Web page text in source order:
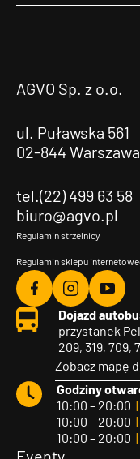
AGVO Sp. z o.o.
ul. Puławska 561
02-844 Warszawa
tel.(22) 499 63 58
biuro@agvo.pl
Regulamin strzelnicy
Regulamin sklepu
Agvo
Facebook
Agvo
Instagram
Agvo
Dojazd
przystanek
209, 319, 709,
Zobacz mapę
Godziny
10:00 – 20:00 |
10:00 – 20:00 |
10:00 – 20:00 |